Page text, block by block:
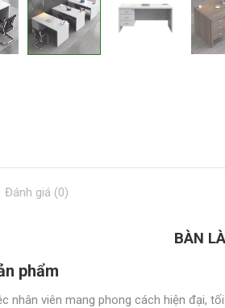
Đánh giá (0)
BÀN
phẩm
nhân viên mang phong cách hiện đại,